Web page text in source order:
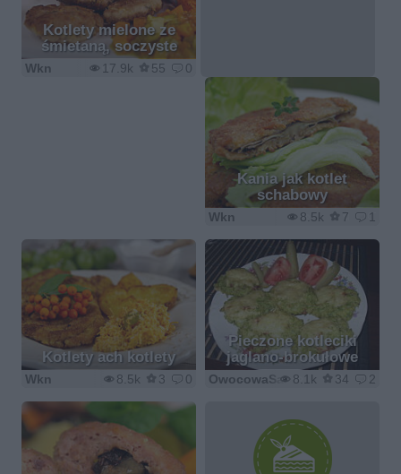
Kotlety mielone ze
śmietaną, soczyste
17.9k 55 0
Wkn
Kania jak kotlet
schabowy
8.5k 7 1
Wkn
Kotlety ach kotlety
8.5k 3 0
Wkn
Pieczone kotleciki
jaglano-brokułowe
8.1k 34 2
OwocowaSałateczka